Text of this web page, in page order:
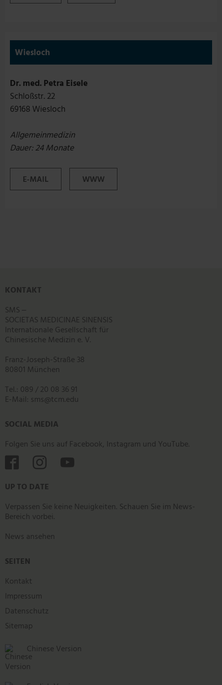
Wiesloch
Dr. med. Petra Eisele
Schloßstr. 22
69168 Wiesloch
Allgemeinmedizin
Dauer: 24 Monate
E-MAIL WWW
KONTAKT
SMS ‒
SOCIETAS MEDICINAE SINENSIS
Internationale Gesellschaft für
Chinesische Medizin e. V.
Franz-Joseph-Straße 38
80801 München
Tel.: 089 / 20 08 36 91
E-Mail: sms@tcm.edu
SOCIAL MEDIA
Folgen Sie uns auf Facebook, Instagram und YouTube.
  
UP TO DATE
Verpassen Sie keine Neuigkeiten. Schauen Sie im News-
Bereich vorbei.
News ansehen
SEITEN
Kontakt
Impressum
Datenschutz
Sitemap
Chinese Version